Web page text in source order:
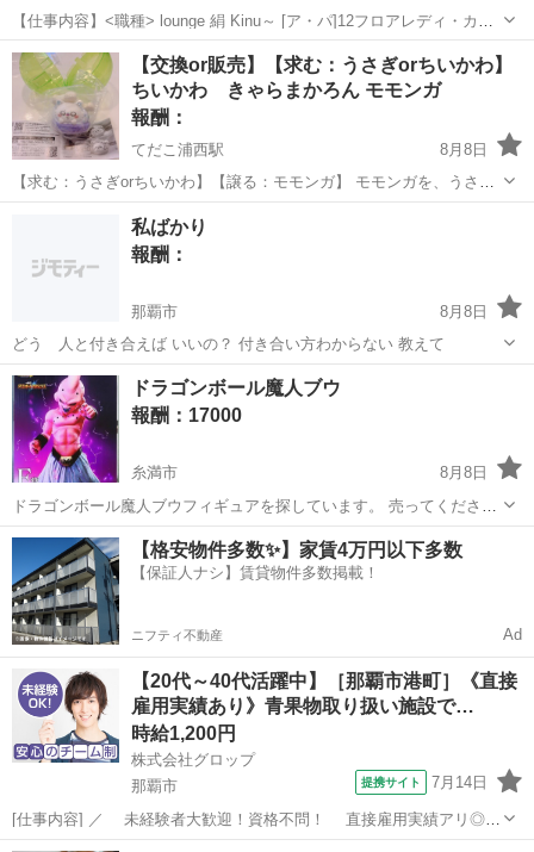
【仕事内容】<職種> lounge 絹 Kinu～ [ア・パ]12フロアレディ・カウ
ンターレディ(ナイトワーク系)、3クラブ・スナック系ホールスタッフ
(ナイトワーク系) <雇用形態> アルバイト・パート <給与> [ア・パ]1時
給...
アルバイト・パート
【交換or販売】【求む：うさぎorちいかわ】
ちいかわ きゃらまかろん モモンガ
報酬：
てだこ浦西駅
8月8日
【求む：うさぎorちいかわ】【譲る：モモンガ】 モモンガを、うさぎ
又はちいかわと交換してくださる方いませんか。 販売も可能で、販売
の場合は400円です。 よろしくお願いいたします。
中頭郡 てだこ浦西駅
私ばかり
報酬：
那覇市
8月8日
どう 人と付き合えば いいの？ 付き合い方わからない 教えて
沖縄 那覇市 その他
ドラゴンボール魔人ブウ
報酬：17000
糸満市
8月8日
ドラゴンボール魔人ブウフィギュアを探しています。 売ってくださる
方がいれば宜しくお願い致します。
沖縄 糸満市 買いたい/ください
【格安物件多数✨】家賃4万円以下多数
【保証人ナシ】賃貸物件多数掲載！
ニフティ不動産 Ad
【20代～40代活躍中】［那覇市港町］《直接
雇用実績あり》青果物取り扱い施設で…
時給1,200円
株式会社グロップ
那覇市
提携サイト 7月14日
[仕事内容] ／ 未経験者大歓迎！資格不問！ 直接雇用実績アリ◎
働きながらキャリアアップも目指せます！ ＼ 【施設内での青果や野